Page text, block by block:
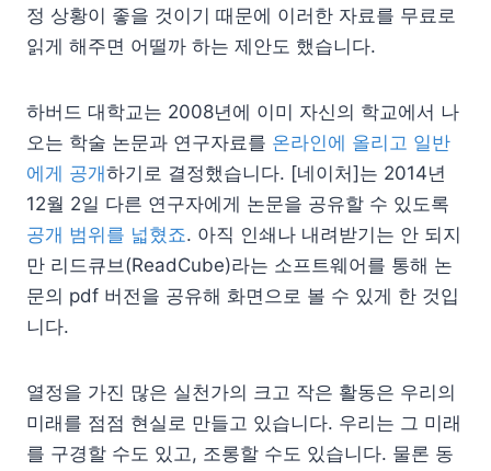
정 상황이 좋을 것이기 때문에 이러한 자료를 무료로
읽게 해주면 어떨까 하는 제안도 했습니다.
하버드 대학교는 2008년에 이미 자신의 학교에서 나
오는 학술 논문과 연구자료를 온라인에 올리고 일반
에게 공개하기로 결정했습니다. [네이처]는 2014년
12월 2일 다른 연구자에게 논문을 공유할 수 있도록
공개 범위를 넓혔죠. 아직 인쇄나 내려받기는 안 되지
만 리드큐브(ReadCube)라는 소프트웨어를 통해 논
문의 pdf 버전을 공유해 화면으로 볼 수 있게 한 것입
니다.
열정을 가진 많은 실천가의 크고 작은 활동은 우리의
미래를 점점 현실로 만들고 있습니다. 우리는 그 미래
를 구경할 수도 있고, 조롱할 수도 있습니다. 물론 동